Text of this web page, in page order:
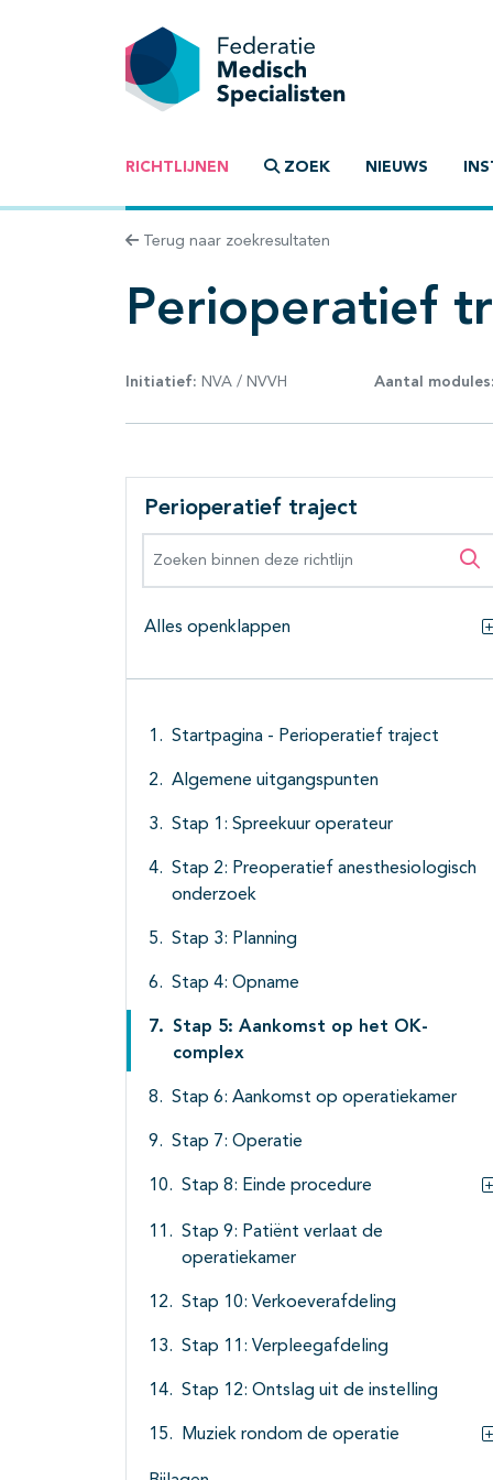
RICHTLIJNEN ZOEK NIEUWS
Terug naar zoekresultaten
Perioperatief
Initiatief: NVA / NVVH Aantal modules:
Perioperatief traject
Alles openklappen
Startpagina - Perioperatief traject
Algemene uitgangspunten
Stap 1: Spreekuur operateur
Stap 2: Preoperatief anesthesiologisch
onderzoek
Stap 3: Planning
Stap 4: Opname
Stap 5: Aankomst op het OK-
complex
Stap 6: Aankomst op operatiekamer
Stap 7: Operatie
Stap 8: Einde procedure
Stap 9: Patiënt verlaat de
operatiekamer
Stap 10: Verkoeverafdeling
Stap 11: Verpleegafdeling
Stap 12: Ontslag uit de instelling
Muziek rondom de operatie